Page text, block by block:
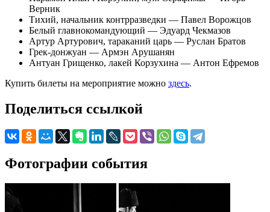
Верник
Тихий, начальник контрразведки — Павел Ворожцов
Белый главнокомандующий — Эдуард Чекмазов
Артур Артурович, тараканий царь — Руслан Братов
Грек-донжуан — Армэн Арушанян
Антуан Грищенко, лакей Корзухина — Антон Ефремов
Купить билеты на мероприятие можно здесь.
Поделиться ссылкой
Фотографии события